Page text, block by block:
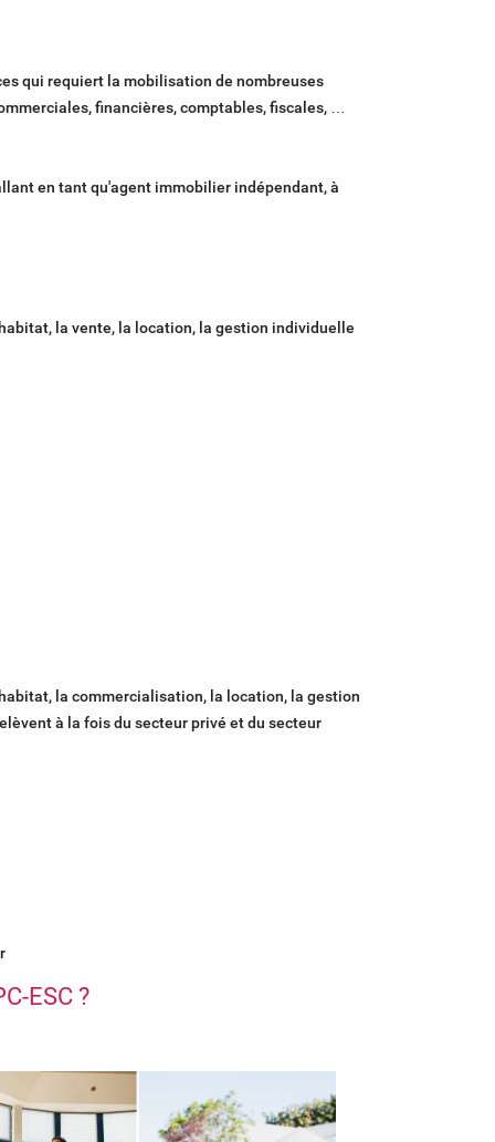
qui requiert la mobilisation de nombreuses
financières, comptables, fiscales, …
en tant qu'agent immobilier indépendant, à
la vente, la location, la gestion individuelle
la commercialisation, la location, la gestion
à la fois du secteur privé et du secteur
ESC ?